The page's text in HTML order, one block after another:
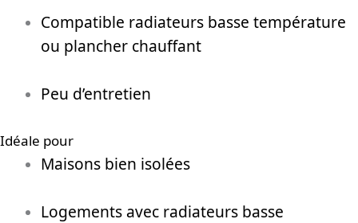
Compatible radiateurs basse température
ou plancher chauffant
Peu d’entretien
Idéale pour
Maisons bien isolées
Logements avec radiateurs basse